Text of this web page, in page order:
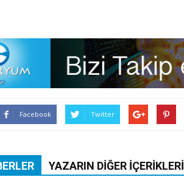
Facebook Twitter
YAZARIN DIĞER İÇERIKLERI